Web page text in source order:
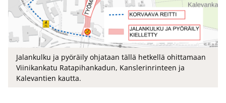
Jalankulku ja pyöräily ohjataan tällä hetkellä ohittamaan
Viinikankatu Ratapihankadun, Kanslerinrinteen ja
Kalevantien kautta.